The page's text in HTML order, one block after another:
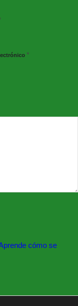
20/03/2024
*
cómo se